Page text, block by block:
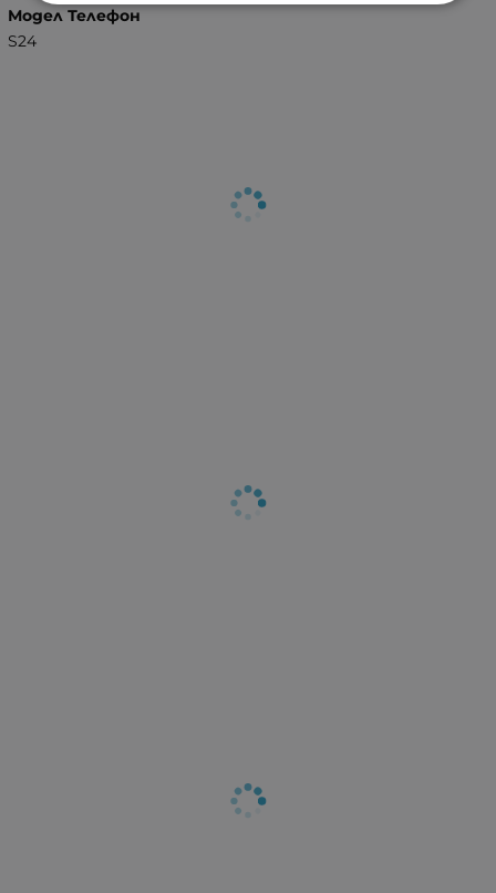
Модел Телефон
S24